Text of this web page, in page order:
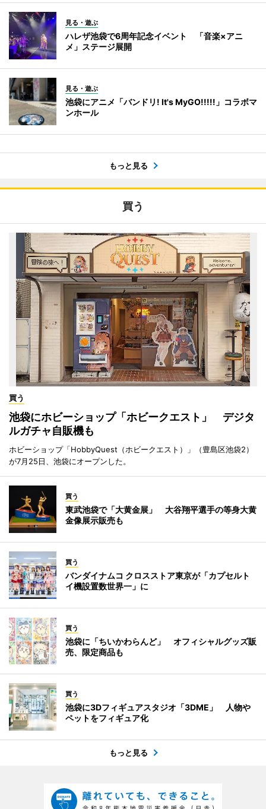
見る・遊ぶ
ハレザ池袋で6周年記念イベント 「音楽×アニ
メ」ステージ展開
見る・遊ぶ
池袋にアニメ「バンドリ! It's MyGO!!!!!」コラボマ
ンホール
もっと見る
買う
買う
池袋にホビーショップ「ホビークエスト」 デジタ
ルガチャ自販機も
ホビーショップ「HobbyQuest（ホビークエスト）」（豊島区池袋2）
が7月25日、池袋にオープンした。
買う
東武池袋で「大黄金展」 大谷翔平選手の等身大黄
金像展示販売も
買う
バンダイナムコ クロスストア東京が「カプセルト
イ機設置数世界一」に
買う
池袋に「ちいかわらんど」 オフィシャルグッズ販
売、限定商品も
買う
池袋に3Dフィギュアスタジオ「3DME」 人物や
ペットをフィギュア化
もっと見る